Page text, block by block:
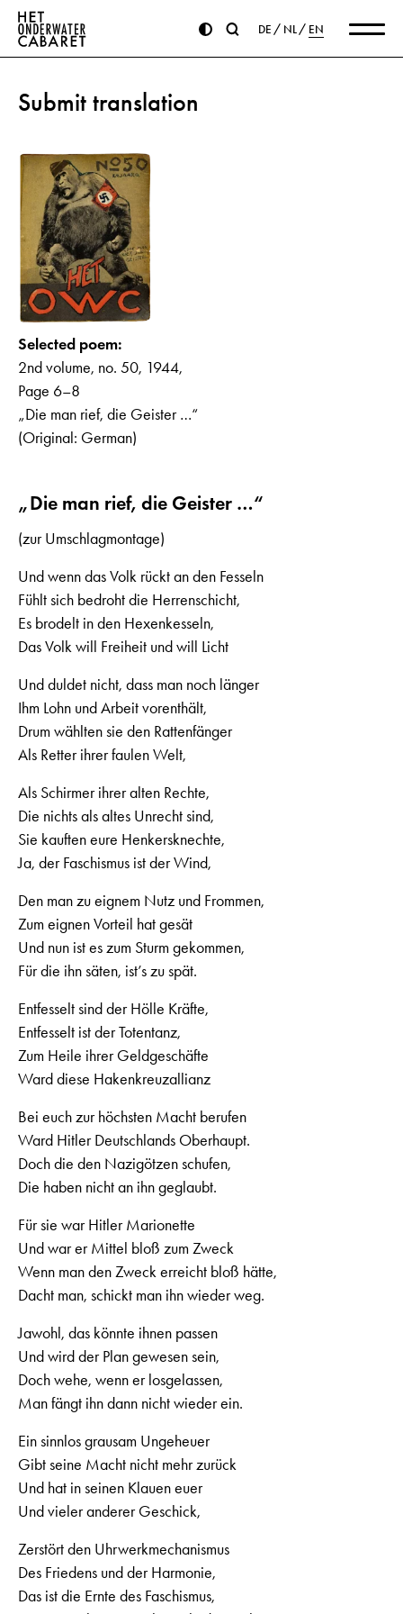
DE NL EN
Submit translation
Selected poem:
2nd volume, no. 50, 1944,
Page 6–8
„Die man rief, die Geister …“
(Original: German)
„Die man rief, die Geister …“
(zur Umschlagmontage)
Und wenn das Volk rückt an den Fesseln
Fühlt sich bedroht die Herrenschicht,
Es brodelt in den Hexenkesseln,
Das Volk will Freiheit und will Licht
Und duldet nicht, dass man noch länger
Ihm Lohn und Arbeit vorenthält,
Drum wählten sie den Rattenfänger
Als Retter ihrer faulen Welt,
Als Schirmer ihrer alten Rechte,
Die nichts als altes Unrecht sind,
Sie kauften eure Henkersknechte,
Ja, der Faschismus ist der Wind,
Den man zu eignem Nutz und Frommen,
Zum eignen Vorteil hat gesät
Und nun ist es zum Sturm gekommen,
Für die ihn säten, ist’s zu spät.
Entfesselt sind der Hölle Kräfte,
Entfesselt ist der Totentanz,
Zum Heile ihrer Geldgeschäfte
Ward diese Hakenkreuzallianz
Bei euch zur höchsten Macht berufen
Ward Hitler Deutschlands Oberhaupt.
Doch die den Nazigötzen schufen,
Die haben nicht an ihn geglaubt.
Für sie war Hitler Marionette
Und war er Mittel bloß zum Zweck
Wenn man den Zweck erreicht bloß hätte,
Dacht man, schickt man ihn wieder weg.
Jawohl, das könnte ihnen passen
Und wird der Plan gewesen sein,
Doch wehe, wenn er losgelassen,
Man fängt ihn dann nicht wieder ein.
Ein sinnlos grausam Ungeheuer
Gibt seine Macht nicht mehr zurück
Und hat in seinen Klauen euer
Und vieler anderer Geschick,
Zerstört den Uhrwerkmechanismus
Des Friedens und der Harmonie,
Das ist die Ernte des Faschismus,